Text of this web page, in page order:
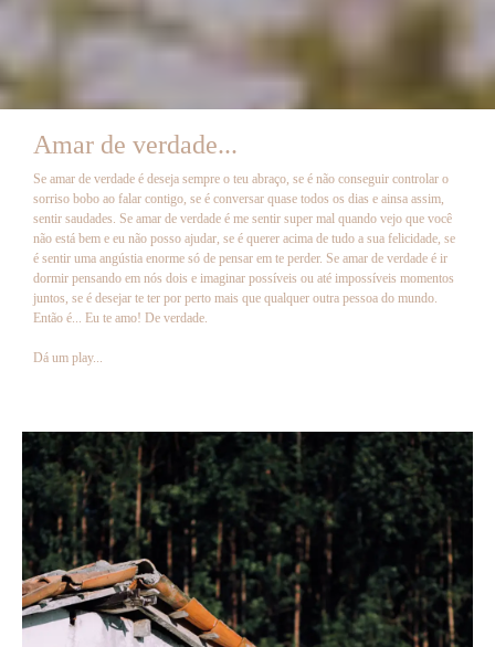
Amar de verdade...
Se amar de verdade é deseja sempre o teu abraço, se é não conseguir controlar o
sorriso bobo ao falar contigo, se é conversar quase todos os dias e ainsa assim,
sentir saudades. Se amar de verdade é me sentir super mal quando vejo que você
não está bem e eu não posso ajudar, se é querer acima de tudo a sua felicidade, se
é sentir uma angústia enorme só de pensar em te perder. Se amar de verdade é ir
dormir pensando em nós dois e imaginar possíveis ou até impossíveis momentos
juntos, se é desejar te ter por perto mais que qualquer outra pessoa do mundo.
Então é... Eu te amo! De verdade.
Dá um play...